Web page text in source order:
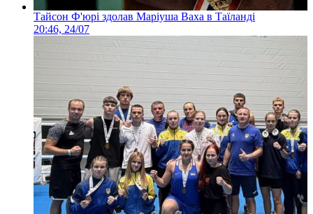
Тайсон Ф'юрі здолав Маріуша Ваха в Таїланді
20:46, 24/07